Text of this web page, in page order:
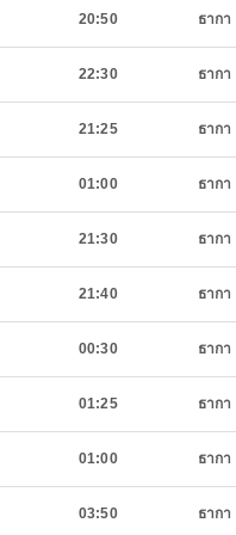
20:50 ธากา
22:30 ธากา
21:25 ธากา
01:00 ธากา
21:30 ธากา
21:40 ธากา
00:30 ธากา
01:25 ธากา
01:00 ธากา
03:50 ธากา